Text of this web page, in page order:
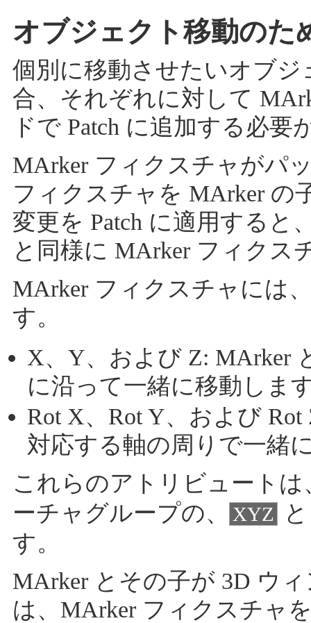
オブジェクト移動のた
個別に移動させたいオブ
合、それぞれに対して
ドで Patch に追加する必要
MArker フィクスチャがパ
フィクスチャを MArker の
変更を Patch に適用する
と同様に MArker フィクス
MArker フィクスチャには
す。
X、Y、および Z: MArker
に沿って一緒に移動しま
Rot X、Rot Y、および
対応する軸の周りで一緒
これらのアトリビュート
ーチャグループの、
XYZ
す。
MArker とその子が 3D ウ
は、MArker フィクスチャ